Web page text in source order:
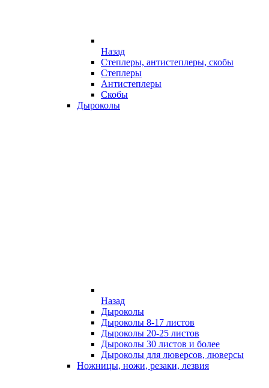
Назад
Степлеры, антистеплеры, скобы
Степлеры
Антистеплеры
Скобы
Дыроколы
Назад
Дыроколы
Дыроколы 8-17 листов
Дыроколы 20-25 листов
Дыроколы 30 листов и более
Дыроколы для люверсов, люверсы
Ножницы, ножи, резаки, лезвия